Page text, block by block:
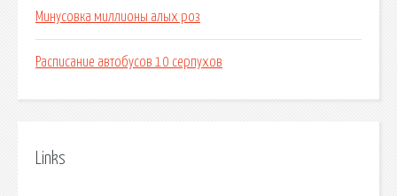
Минусовка миллионы алых роз
Расписание автобусов 10 серпухов
Links